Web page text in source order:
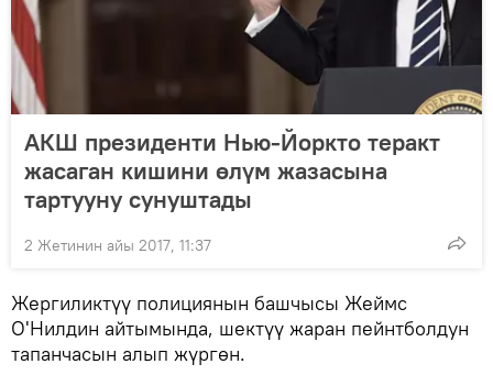
АКШ президенти Нью-Йоркто теракт
жасаган кишини өлүм жазасына
тартууну сунуштады
2 Жетинин айы 2017, 11:37
Жергиликтүү полициянын башчысы Жеймс
О'Нилдин айтымында, шектүү жаран пейнтболдун
тапанчасын алып жүргөн.